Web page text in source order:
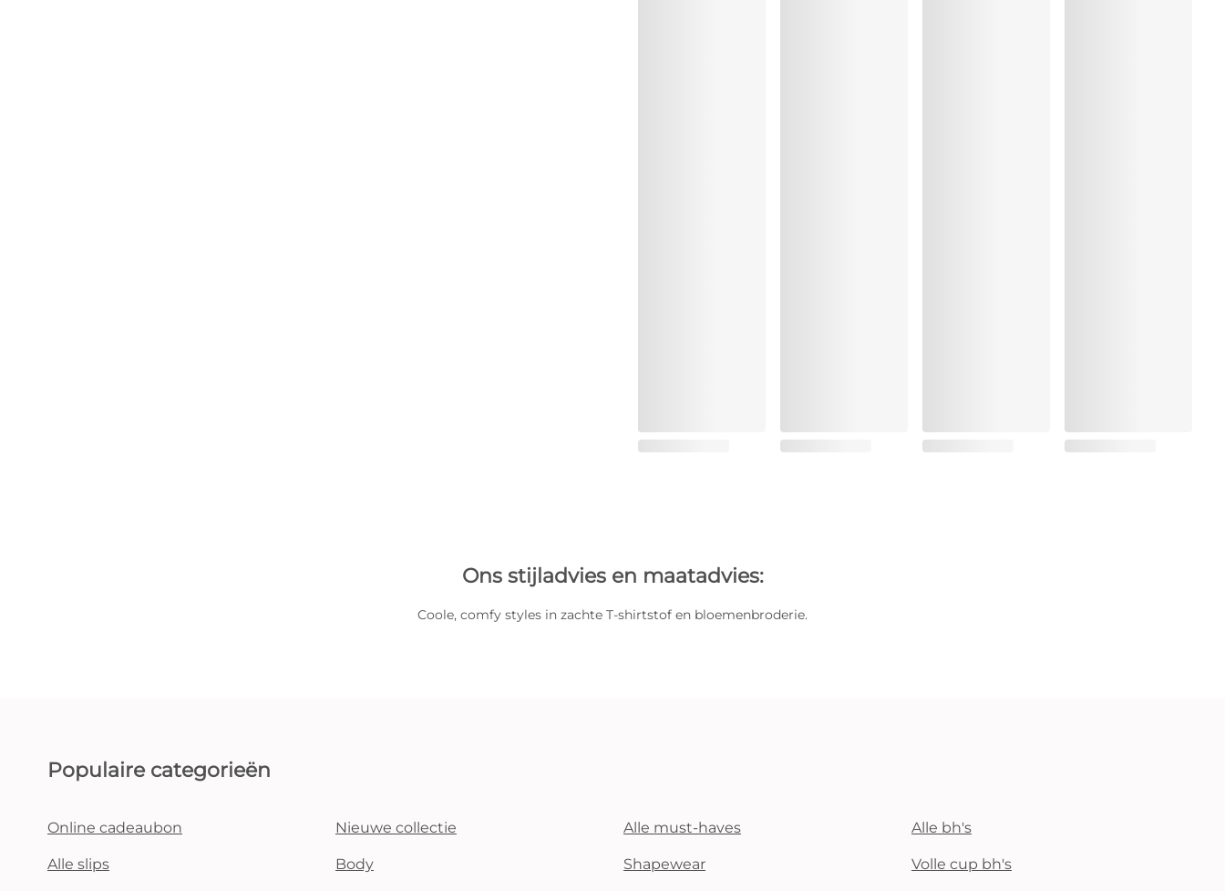
Ons stijladvies en maatadvies:
Coole, comfy styles in zachte T-shirtstof en bloemenbroderie.
Populaire categorieën
Online cadeaubon Nieuwe collectie Alle must-haves Alle bh's
Alle slips Body Shapewear Volle cup bh's